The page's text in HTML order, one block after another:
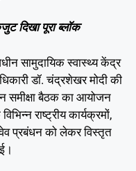
दिखा पूरा ब्लॉक
सामुदायिक स्वास्थ्य केंद्र
डॉ. चंद्रशेखर मोदी की
समीक्षा बैठक का आयोजन
राष्ट्रीय कार्यक्रमों,
प्रबंधन को लेकर विस्तृत